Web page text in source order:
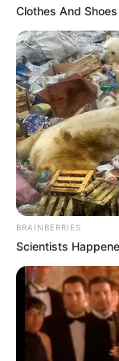
La
correr como
por completo
muros
discusión
un
residencial
operaba su
epicentro de
donde
municipal y
con las
para sitiar por
cualquier
Clothes And
BRAINBERRIES
Scientists